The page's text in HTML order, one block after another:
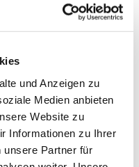
und Anzeigen zu
Medien anbieten
Website zu
Informationen zu Ihrer
unsere Partner für
Talk mit